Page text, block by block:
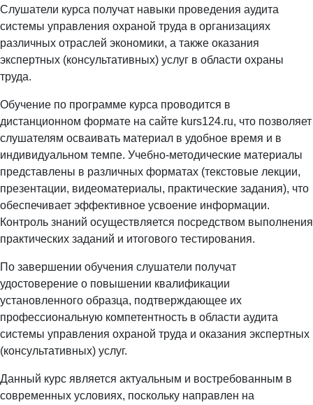
Слушатели курса получат навыки проведения аудита
системы управления охраной труда в организациях
различных отраслей экономики, а также оказания
экспертных (консультативных) услуг в области охраны
труда.
Обучение по программе курса проводится в
дистанционном формате на сайте kurs124.ru, что позволяет
слушателям осваивать материал в удобное время и в
индивидуальном темпе. Учебно-методические материалы
представлены в различных форматах (текстовые лекции,
презентации, видеоматериалы, практические задания), что
обеспечивает эффективное усвоение информации.
Контроль знаний осуществляется посредством выполнения
практических заданий и итогового тестирования.
По завершении обучения слушатели получат
удостоверение о повышении квалификации
установленного образца, подтверждающее их
профессиональную компетентность в области аудита
системы управления охраной труда и оказания экспертных
(консультативных) услуг.
Данный курс является актуальным и востребованным в
современных условиях, поскольку направлен на